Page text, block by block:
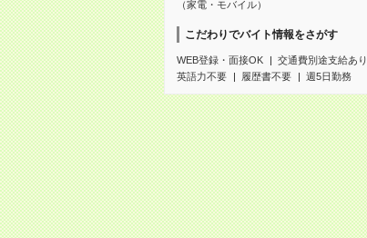
（家電・モバイル）
こだわりでバイト情報をさがす
WEB登録・面接OK
交通費別途支給あり
英語力不要
履歴書不要 週5日勤務